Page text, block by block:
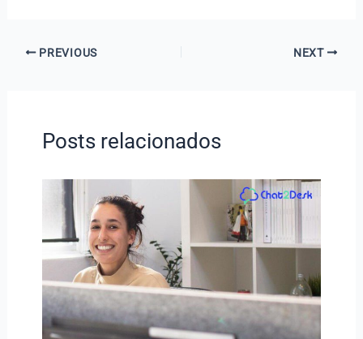
PREVIOUS NEXT
Posts relacionados